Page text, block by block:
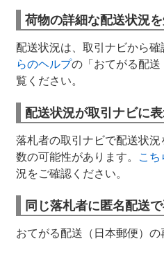
荷物の詳細な配送状況
配送状況は、取引ナビから
らのヘルプの「おてがる配
覧ください。
配送状況が取引ナビに
落札者の取引ナビで配送状
数の可能性があります。 こ
況をご確認ください。
同じ落札者に匿名配送
おてがる配送（日本郵便）の